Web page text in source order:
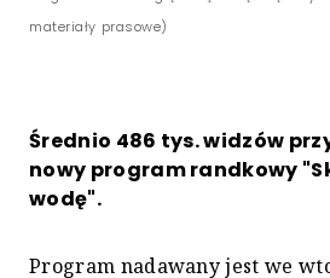
materiały prasowe)
Średnio 486 tys. widzów
nowy program randkowy
wodę".
Program nadawany jest we